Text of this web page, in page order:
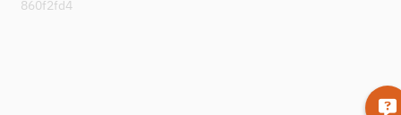
860f2fd4